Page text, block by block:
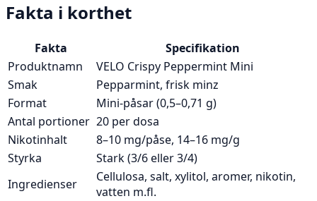
Fakta i korthet
Fakta
Specifikation
Produktnamn
VELO Crispy Peppermint Mini
Smak
Pepparmint, frisk minz
Format
Mini-påsar (0,5–0,71 g)
Antal portioner 20 per dosa
Nikotinhalt
8–10 mg/påse, 14–16 mg/g
Styrka
Stark (3/6 eller 3/4)
Ingredienser
Cellulosa, salt, xylitol, aromer, nikotin,
vatten m.fl.